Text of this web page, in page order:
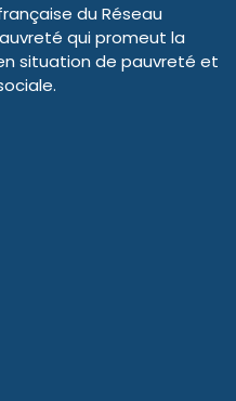
du Réseau
qui promeut la
situation de pauvreté et